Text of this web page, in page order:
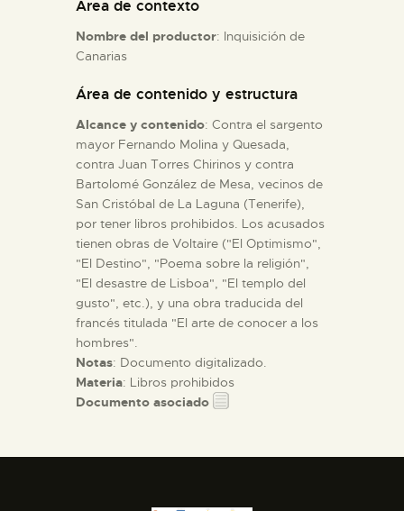
Área de contexto
Nombre del productor: Inquisición de
Canarias
Área de contenido y estructura
Alcance y contenido: Contra el sargento
mayor Fernando Molina y Quesada,
contra Juan Torres Chirinos y contra
Bartolomé González de Mesa, vecinos de
San Cristóbal de La Laguna (Tenerife),
por tener libros prohibidos. Los acusados
tienen obras de Voltaire ("El Optimismo",
"El Destino", "Poema sobre la religión",
"El desastre de Lisboa", "El templo del
gusto", etc.), y una obra traducida del
francés titulada "El arte de conocer a los
hombres".
Notas: Documento digitalizado.
Materia: Libros prohibidos
Documento asociado